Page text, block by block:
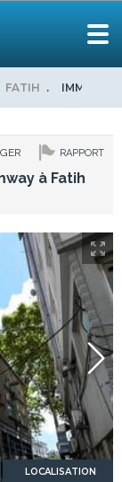
FATIH
RAPPORT
à Fatih
LOCALISATION